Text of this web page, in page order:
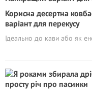
Корисна десертна
варіант для перекусу
Ідеально до кави або як